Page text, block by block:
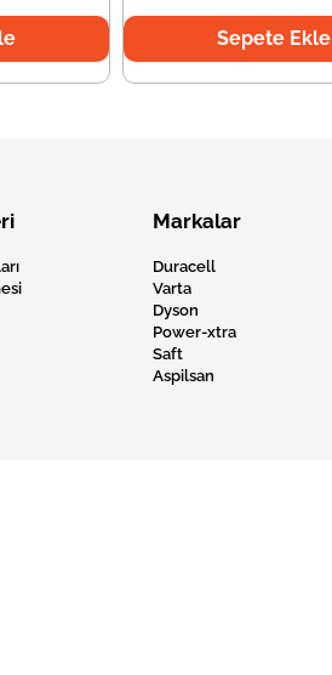
Sepete Ekle
Markalar
Duracell
Varta
Dyson
Power-xtra
Saft
Aspilsan